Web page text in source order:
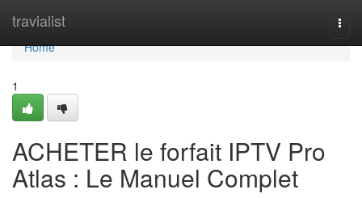
travialist
Home
Home
1
ACHETER le forfait IPTV Pro
Atlas : Le Manuel Complet